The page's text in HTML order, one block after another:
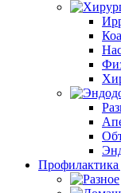
Профилактика